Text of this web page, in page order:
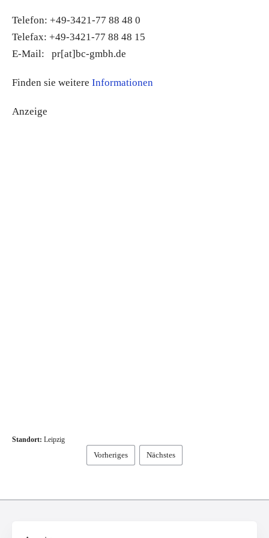
Telefon: +49-3421-77 88 48 0
Telefax: +49-3421-77 88 48 15
E-Mail: pr[at]bc-gmbh.de
Finden sie weitere Informationen
Anzeige
Standort: Leipzig
Vorheriges Nächstes